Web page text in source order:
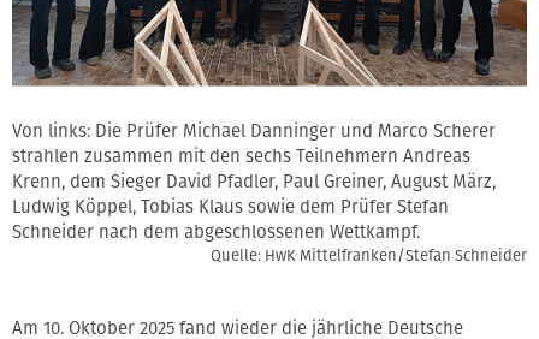
Von links: Die Prüfer Michael Danninger und Marco Scherer
strahlen zusammen mit den sechs Teilnehmern Andreas
Krenn, dem Sieger David Pfadler, Paul Greiner, August März,
Ludwig Köppel, Tobias Klaus sowie dem Prüfer Stefan
Schneider nach dem abgeschlossenen Wettkampf.
Quelle: HwK Mittelfranken/Stefan Schneider
Am 10. Oktober 2025 fand wieder die jährliche Deutsche